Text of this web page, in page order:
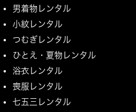
男着物レンタル
小紋レンタル
つむぎレンタル
ひとえ・夏物レンタル
浴衣レンタル
喪服レンタル
七五三レンタル